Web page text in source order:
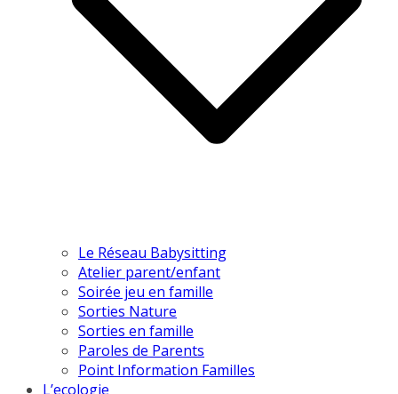
Le Réseau Babysitting
Atelier parent/enfant
Soirée jeu en famille
Sorties Nature
Sorties en famille
Paroles de Parents
Point Information Familles
L’ecologie